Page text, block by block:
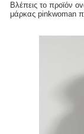
Βλέπεις το προϊόν
μάρκας pinkwoman